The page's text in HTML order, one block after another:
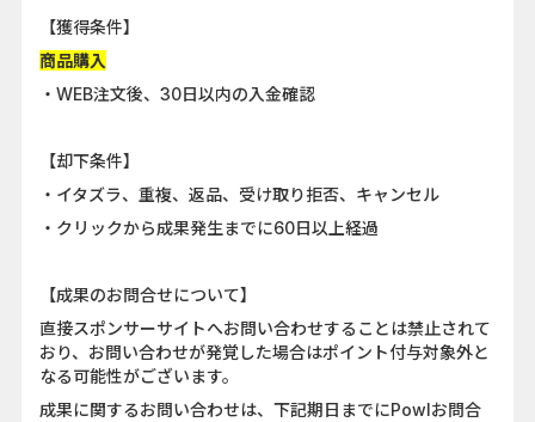
【獲得条件】
商品購入
・WEB注文後、30日以内の入金確認
【却下条件】
・イタズラ、重複、返品、受け取り拒否、キャンセル
・クリックから成果発生までに60日以上経過
【成果のお問合せについて】
直接スポンサーサイトへお問い合わせすることは禁止されて
おり、お問い合わせが発覚した場合はポイント付与対象外と
なる可能性がございます。
成果に関するお問い合わせは、下記期日までにPowlお問合